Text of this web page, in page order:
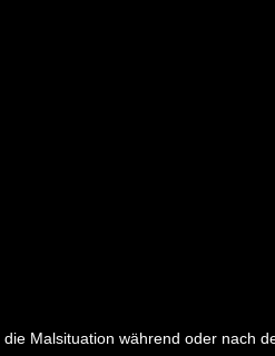
Malsituation während oder nach